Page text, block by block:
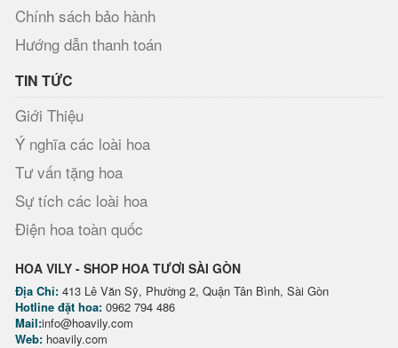
Chính sách bảo hành
Hướng dẫn thanh toán
TIN TỨC
Giới Thiệu
Ý nghĩa các loài hoa
Tư vấn tặng hoa
Sự tích các loài hoa
Điện hoa toàn quốc
HOA VILY - SHOP HOA TƯƠI SÀI GÒN
Địa Chỉ: 413 Lê Văn Sỹ, Phường 2, Quận Tân Bình, Sài Gòn
Hotline đặt hoa: 0962 794 486
Mail:info@hoavily.com
Web: hoavily.com